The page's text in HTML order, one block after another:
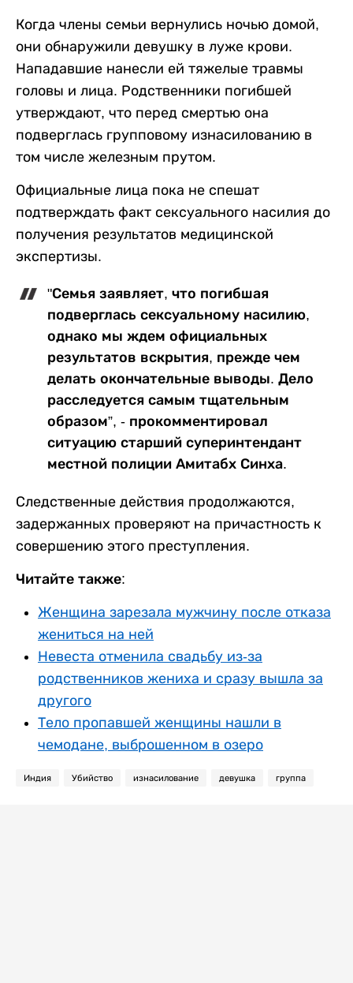
Когда члены семьи вернулись ночью домой,
они обнаружили девушку в луже крови.
Нападавшие нанесли ей тяжелые травмы
головы и лица. Родственники погибшей
утверждают, что перед смертью она
подверглась групповому изнасилованию в
том числе железным прутом.
Официальные лица пока не спешат
подтверждать факт сексуального насилия до
получения результатов медицинской
экспертизы.
"Семья заявляет, что погибшая
подверглась сексуальному насилию,
однако мы ждем официальных
результатов вскрытия, прежде чем
делать окончательные выводы. Дело
расследуется самым тщательным
образом”, - прокомментировал
ситуацию старший суперинтендант
местной полиции Амитабх Синха.
Следственные действия продолжаются,
задержанных проверяют на причастность к
совершению этого преступления.
Читайте также:
Женщина зарезала мужчину после отказа
жениться на ней
Невеста отменила свадьбу из-за
родственников жениха и сразу вышла за
другого
Тело пропавшей женщины нашли в
чемодане, выброшенном в озеро
Индия Убийство изнасилование девушка группа